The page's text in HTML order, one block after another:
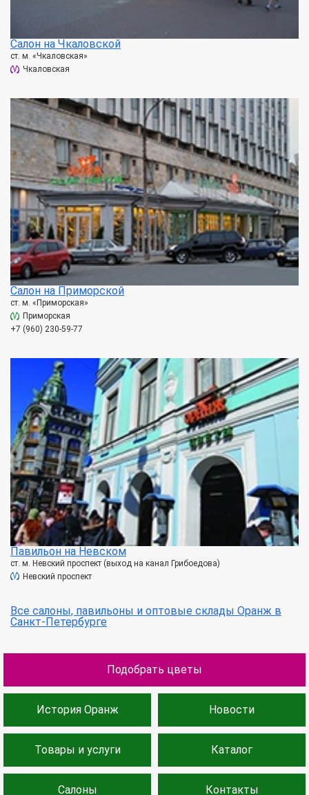
Салон на Чкаловской
ст. м. «Чкаловская»
Чкаловская
Салон на Приморской
ст. м. «Приморская»
Приморская
+7 (960) 230-59-77
Павильон на Невском
ст. м. Невский проспект (выход на канал Грибоедова)
Невский проспект
Все салоны, павильоны и оптовые склады Оранж в
Санкт-Петербурге
Подобрать цветы
История Оранж Новости
Товары и услуги Каталог
Салоны Контакты